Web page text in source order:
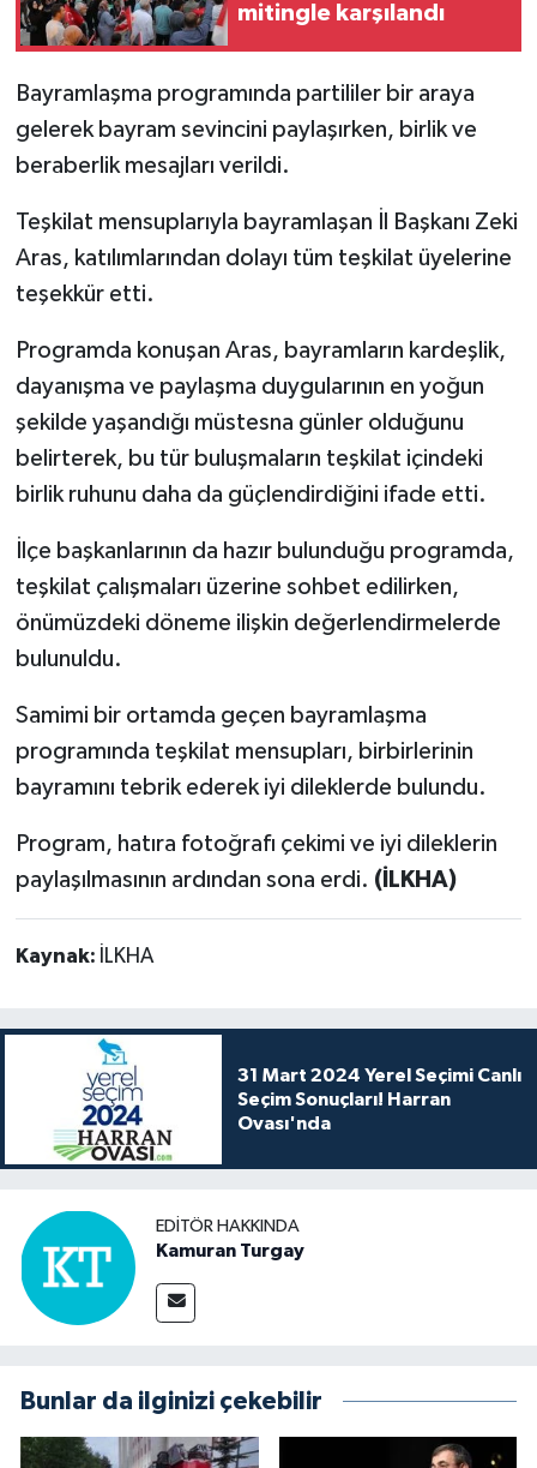
mitingle karşılandı
Bayramlaşma programında partililer bir araya
gelerek bayram sevincini paylaşırken, birlik ve
beraberlik mesajları verildi.
Teşkilat mensuplarıyla bayramlaşan İl Başkanı Zeki
Aras, katılımlarından dolayı tüm teşkilat üyelerine
teşekkür etti.
Programda konuşan Aras, bayramların kardeşlik,
dayanışma ve paylaşma duygularının en yoğun
şekilde yaşandığı müstesna günler olduğunu
belirterek, bu tür buluşmaların teşkilat içindeki
birlik ruhunu daha da güçlendirdiğini ifade etti.
İlçe başkanlarının da hazır bulunduğu programda,
teşkilat çalışmaları üzerine sohbet edilirken,
önümüzdeki döneme ilişkin değerlendirmelerde
bulunuldu.
Samimi bir ortamda geçen bayramlaşma
programında teşkilat mensupları, birbirlerinin
bayramını tebrik ederek iyi dileklerde bulundu.
Program, hatıra fotoğrafı çekimi ve iyi dileklerin
paylaşılmasının ardından sona erdi. (İLKHA)
Kaynak: İLKHA
31 Mart 2024 Yerel Seçimi Canlı
Seçim Sonuçları! Harran
Ovası'nda
EDITÖR HAKKINDA
Kamuran Turgay
Bunlar da ilginizi çekebilir